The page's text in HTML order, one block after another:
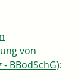
von
BBodSchG):